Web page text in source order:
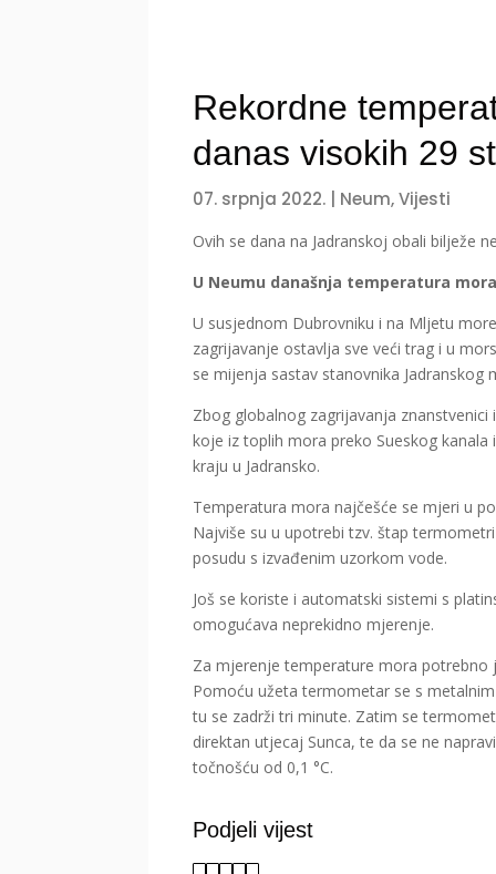
Rekordne
danas visokih 29
07. srpnja 2022. Neum,Vijesti
Ovih se dana na Jadranskoj obali bilježe
U Neumu današnja temperatura
U susjednom Dubrovniku i na Mljetu
zagrijavanje ostavlja sve veći trag i u
se mijenja sastav stanovnika Jadranskog
Zbog globalnog zagrijavanja
koje iz toplih mora preko Sueskog
kraju u Jadransko.
Temperatura mora najčešće se mjeri u
Najviše su u upotrebi tzv. štap
posudu s izvađenim uzorkom vode.
Još se koriste i automatski sistemi s
omogućava neprekidno mjerenje.
Za mjerenje temperature mora
Pomoću užeta termometar se s
tu se zadrži tri minute. Zatim se
direktan utjecaj Sunca, te da se ne
točnošću od 0,1 °C.
Podjeli vijest